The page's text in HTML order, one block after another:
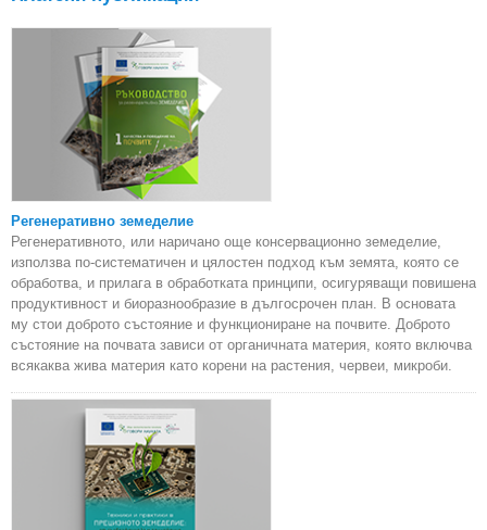
Регенеративно земеделие
Регенеративното, или наричано още консервационно земеделие,
използва по-систематичен и цялостен подход към земята, която се
обработва, и прилага в обработката принципи, осигуряващи повишена
продуктивност и биоразнообразие в дългосрочен план. В основата
му стои доброто състояние и функциониране на почвите. Доброто
състояние на почвата зависи от органичната материя, която включва
всякаква жива материя като корени на растения, червеи, микроби.